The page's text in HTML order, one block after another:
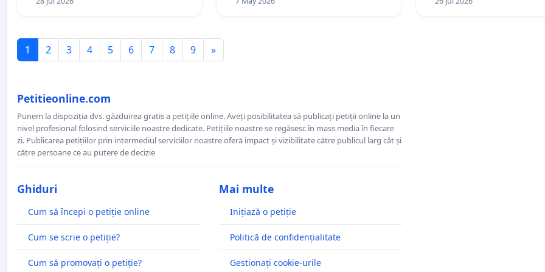
1 2 3 4 5 6 7 8 9 »
Petitieonline.com
Punem la dispoziția dvs. găzduirea gratis a petițiile online. Aveți posibilitatea să publicați petiții online la un
nivel profesional folosind serviciile noastre dedicate. Petițiile noastre se regăsesc în mass media în fiecare
zi. Publicarea petițiilor prin intermediul serviciilor noastre oferă impact și vizibilitate către publicul larg cât și
către persoane ce au putere de decizie
Ghiduri
Cum să începi o petiție online
Cum se scrie o petiție?
Cum să promovați o petiție?
Mai multe
Inițiază o petiție
Politică de confidențialitate
Gestionați cookie-urile